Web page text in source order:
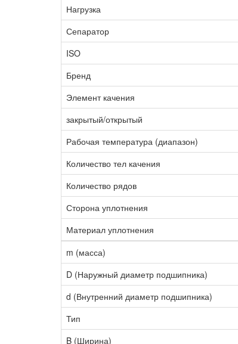
Нагрузка
Сепаратор
ISO
Бренд
Элемент качения
закрытый/открытый
Рабочая температура (диапазон)
Количество тел качения
Количество рядов
Сторона уплотнения
Материал уплотнения
m (масса)
D (Наружный диаметр подшипника)
d (Внутренний диаметр подшипника)
Тип
B (Ширина)